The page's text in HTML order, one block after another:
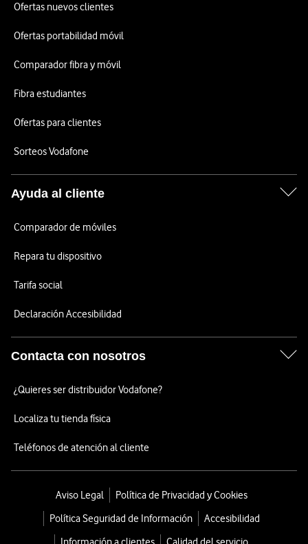
Ofertas nuevos clientes
Ofertas portabilidad móvil
Comparador fibra y móvil
Fibra estudiantes
Ofertas para clientes
Sorteos Vodafone
Ayuda al cliente
Comparador de móviles
Repara tu dispositivo
Tarifa social
Declaración Accesibilidad
Contacta con nosotros
¿Quieres ser distribuidor Vodafone?
Localiza tu tienda física
Teléfonos de atención al cliente
Aviso Legal
Política de Privacidad y Cookies
Política Seguridad de Información
Accesibilidad